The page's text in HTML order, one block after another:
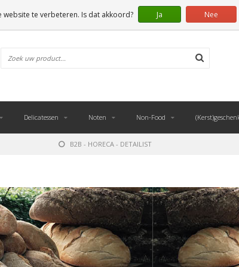
Delicatessen Noten Non-Food
B2B - HORECA - DETAILIST
te verbeteren. Is dat akkoord? Ja Nee